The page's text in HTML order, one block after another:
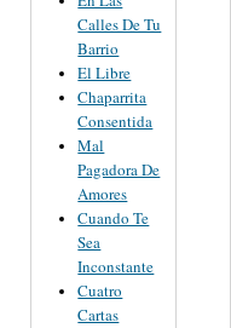
Calles De Tu
Barrio
El Libre
Chaparrita
Consentida
Mal
Pagadora De
Amores
Cuando Te
Sea
Inconstante
Cuatro
Cartas